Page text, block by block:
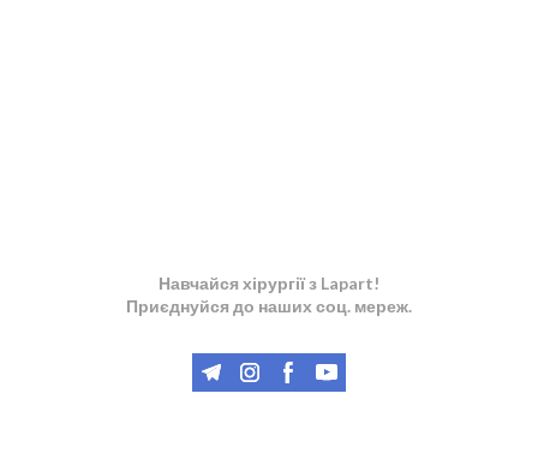
Навчайся хірургії з Lapart!
Приєднуйся до наших соц. мереж.